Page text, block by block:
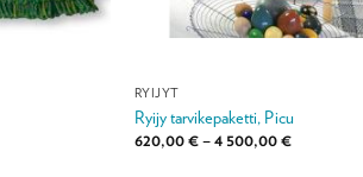
RYIJYT
Ryijy tarvikepaketti, Picu
620,00€–4 500,00€Hintaluokka: